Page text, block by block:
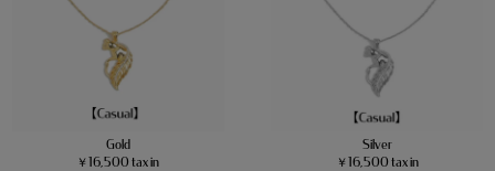
Gold
￥16,500 tax in
Silver
￥16,500 tax in